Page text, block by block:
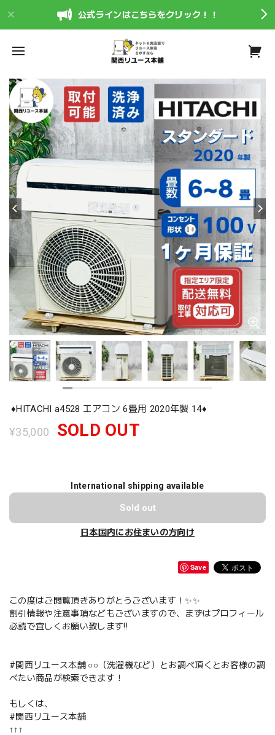
公式ラインはこちらをクリック！！
♦️HITACHI a4528 エアコン 6畳用 2020年製 14♦️
¥35,000 SOLD OUT
International shipping available
Sold out
日本国内にお住まいの方向け
Save
この度はご閲覧頂きありがとうございます！✨✨
割引情報や注意事項などもございますので、まずはプロフィール
必読で宜しくお願い致します‼️
#関西リユース本舗 ○○（洗濯機など）とお調べ頂くとお客様の調
べたい商品が検索できます！
もしくは、
#関西リユース本舗
↑↑↑